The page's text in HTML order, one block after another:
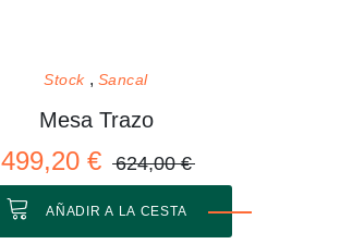
Stock Sancal
Mesa Trazo
499,20 € 624,00 €
AÑADIR A LA CESTA